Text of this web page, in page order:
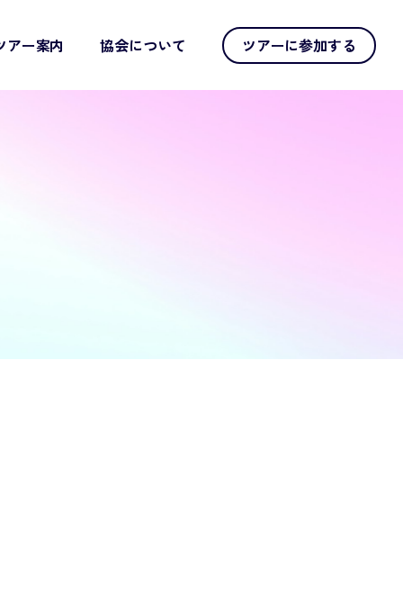
アー案内 協会について ツアーに参加する